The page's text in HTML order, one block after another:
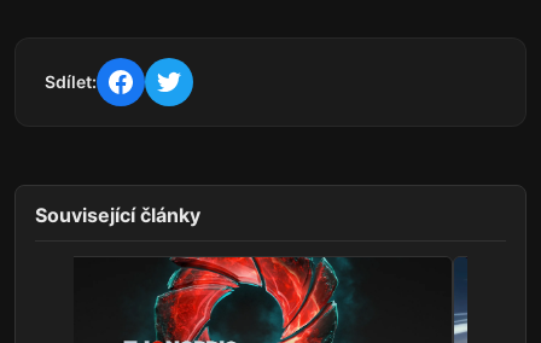
Sdílet:
Související články